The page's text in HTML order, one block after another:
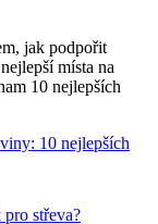
jak podpořit
místa na
10 nejlepších
10 nejlepších